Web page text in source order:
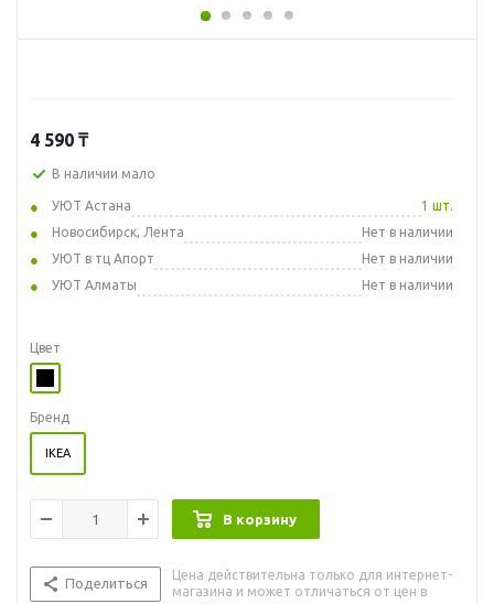
4 590 ₸
В наличии мало
УЮТ Астана
1 шт.
Новосибирск, Лента
Нет в наличии
УЮТ в тц Апорт
Нет в наличии
УЮТ Алматы
Нет в наличии
Цвет
Бренд
IKEA
В корзину
Поделиться
Цена действительна только для интернет-
магазина и может отличаться от цен в